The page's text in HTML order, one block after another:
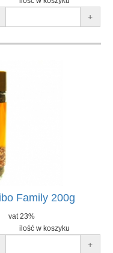
+
Family 200g
vat 23%
ilość w koszyku
+